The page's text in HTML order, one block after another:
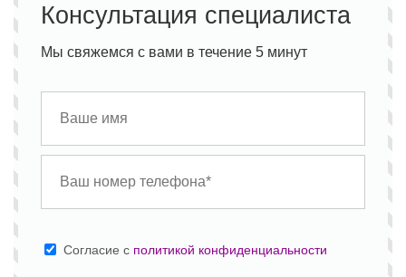
Консультация специалиста
Мы свяжемся с вами в течение 5 минут
Cогласие с политикой конфиденциальности